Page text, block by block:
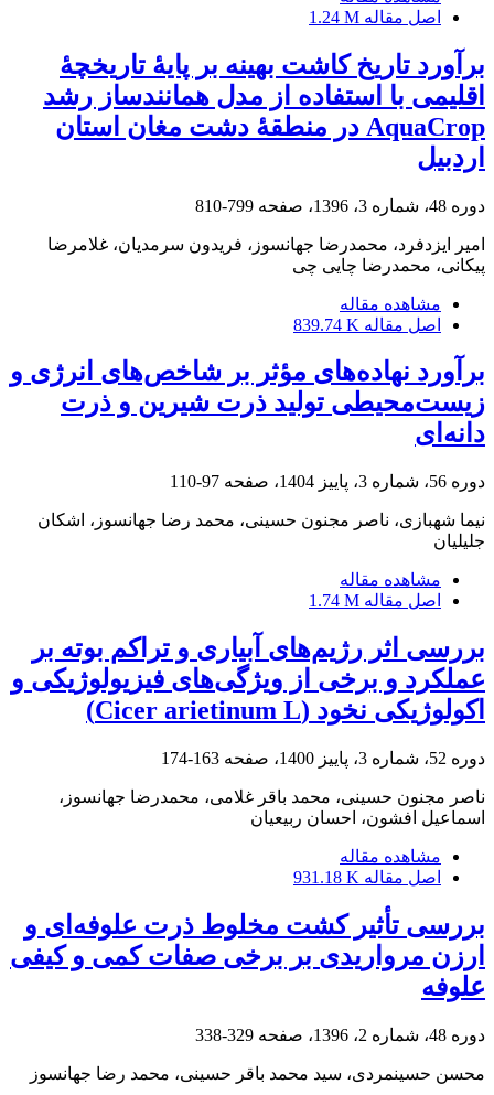
اصل مقاله 1.24 M
برآورد تاریخ کاشت بهینه بر پایۀ تاریخچۀ
اقلیمی با استفاده از مدل همانندساز رشد
AquaCrop در منطقۀ دشت مغان استان
اردبیل
دوره 48، شماره 3، 1396، صفحه 799-810
امیر ایزدفرد، محمدرضا جهانسوز، فریدون سرمدیان، غلامرضا
پیکانی، محمدرضا چایی چی
مشاهده مقاله
اصل مقاله 839.74 K
برآورد نهاده‌های مؤثر بر شاخص‌های انرژی و
زیست‌محیطی تولید ذرت شیرین و ذرت
دانه‌ای
دوره 56، شماره 3، پاییز 1404، صفحه 97-110
نیما شهبازی، ناصر مجنون حسینی، محمد رضا جهانسوز، اشکان
جلیلیان
مشاهده مقاله
اصل مقاله 1.74 M
بررسی اثر رژیم‌های آبیاری و تراکم بوته بر
عملکرد و برخی از ویژگی‌های فیزیولوژیکی و
اکولوژیکی نخود (Cicer arietinum L)
دوره 52، شماره 3، پاییز 1400، صفحه 163-174
ناصر مجنون حسینی، محمد باقر غلامی، محمدرضا جهانسوز،
اسماعیل افشون، احسان ربیعیان
مشاهده مقاله
اصل مقاله 931.18 K
بررسی تأثیر کشت مخلوط ذرت علوفه‌ای و
ارزن مرواریدی بر برخی صفات کمی و کیفی
علوفه
دوره 48، شماره 2، 1396، صفحه 329-338
محسن حسینمردی، سید محمد باقر حسینی، محمد رضا جهانسوز